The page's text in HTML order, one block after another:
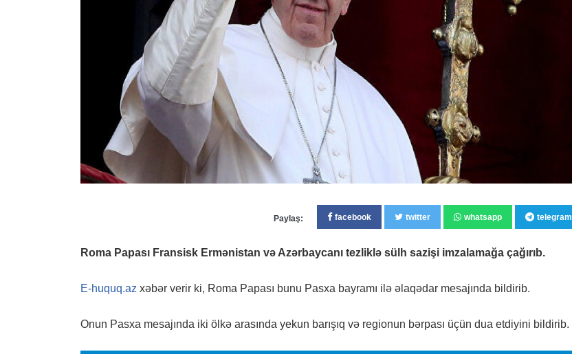
Paylaş: facebook twitter whatsapp telegram
Roma Papası Fransisk Ermənistan və Azərbaycanı tezliklə sülh sazişi imzalamağa çağırıb.
E-huquq.az xəbər verir ki, Roma Papası bunu Pasxa bayramı ilə əlaqədar mesajında bildirib.
Onun Pasxa mesajında ​​iki ölkə arasında yekun barışıq və regionun bərpası üçün dua etdiyini bildirib.